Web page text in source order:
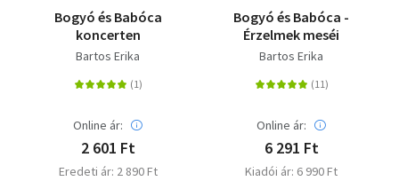
Bogyó és Babóca
koncerten
Bartos Erika
Online ár:
2 601 Ft
Eredeti ár: 2 890 Ft
Bogyó és Babóca -
Érzelmek meséi
Bartos Erika
Online ár:
6 291 Ft
Kiadói ár: 6 990 Ft